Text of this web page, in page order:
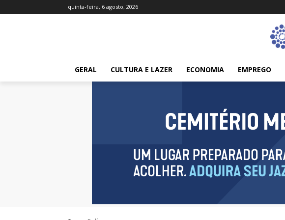
quinta-feira, 6 agosto, 2026
GERAL CULTURA E LAZER ECONOMIA EMPREGO